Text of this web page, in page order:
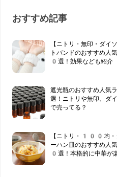
おすすめ記事
【ニトリ・無印・ダイ
トバンドのおすすめ人
0選！効果なども紹介
遮光瓶のおすすめ人
選！ニトリや無印、ダ
で売ってる？
【ニトリ・100均・
ーハン皿のおすすめ人
0選！本格的に中華が